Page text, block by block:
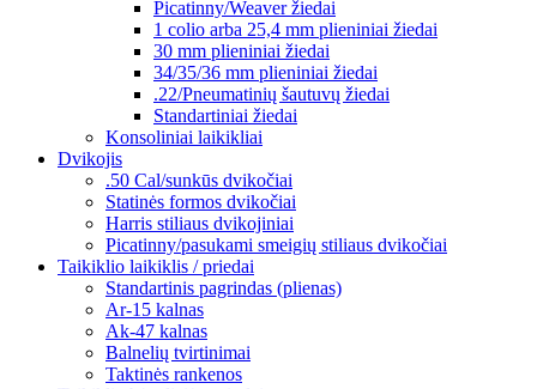
Picatinny/Weaver žiedai
1 colio arba 25,4 mm plieniniai žiedai
30 mm plieniniai žiedai
34/35/36 mm plieniniai žiedai
.22/Pneumatinių šautuvų žiedai
Standartiniai žiedai
Konsoliniai laikikliai
Dvikojis
.50 Cal/sunkūs dvikočiai
Statinės formos dvikočiai
Harris stiliaus dvikojiniai
Picatinny/pasukami smeigių stiliaus dvikočiai
Taikiklio laikiklis / priedai
Standartinis pagrindas (plienas)
Ar-15 kalnas
Ak-47 kalnas
Balnelių tvirtinimai
Taktinės rankenos